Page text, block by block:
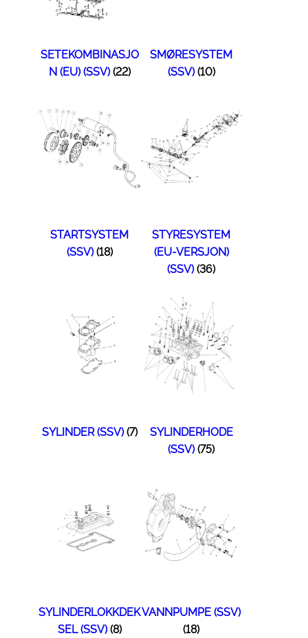
SETEKOMBINASJO
N (EU) (SSV)(22)
SMØRESYSTEM
(SSV)(10)
STARTSYSTEM
(SSV)(18)
STYRESYSTEM
(EU-VERSJON)
(SSV)(36)
SYLINDER (SSV)(7)
SYLINDERHODE
(SSV)(75)
SYLINDERLOKKDEK
SEL (SSV)(8)
VANNPUMPE (SSV)
(18)